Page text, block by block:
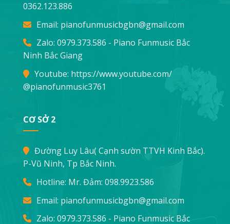
0362.123.886
Email: pianofunmusicbgbn@gmail.com
Zalo: 0979.373.586 - Piano Funmusic Bắc
Ninh Bắc Giang
Youtube: https://www.youtube.com/
@pianofunmusic3761
CƠ SỞ 2
Đường Luy Lâu( Cạnh sườn TTVH Kinh Bắc).
P-Vũ Ninh, Tp Bắc Ninh.
Hotline: Mr. Đảm: 098.9923.586
Email: pianofunmusicbgbn@gmail.com
Zalo: 0979.373.586 - Piano Funmusic Bắc